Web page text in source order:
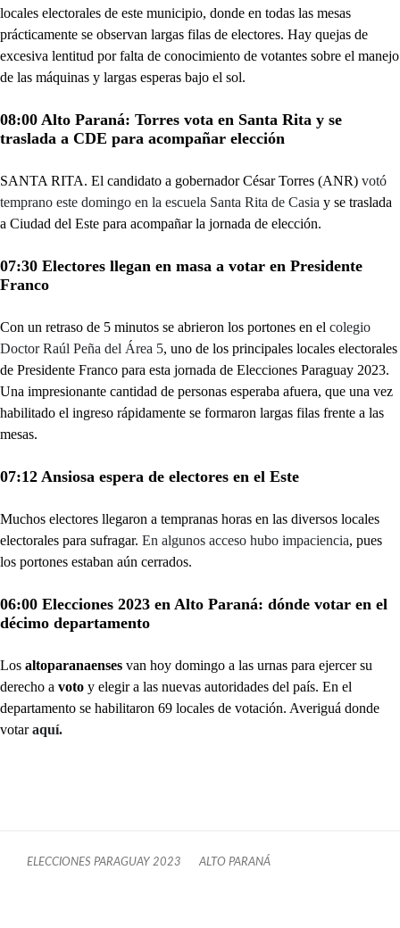
locales electorales de este municipio, donde en todas las mesas
prácticamente se observan largas filas de electores. Hay quejas de
excesiva lentitud por falta de conocimiento de votantes sobre el manejo
de las máquinas y largas esperas bajo el sol.
08:00 Alto Paraná: Torres vota en Santa Rita y se
traslada a CDE para acompañar elección
SANTA RITA. El candidato a gobernador César Torres (ANR) votó
temprano este domingo en la escuela Santa Rita de Casia y se traslada
a Ciudad del Este para acompañar la jornada de elección.
07:30 Electores llegan en masa a votar en Presidente
Franco
Con un retraso de 5 minutos se abrieron los portones en el colegio
Doctor Raúl Peña del Área 5, uno de los principales locales electorales
de Presidente Franco para esta jornada de Elecciones Paraguay 2023.
Una impresionante cantidad de personas esperaba afuera, que una vez
habilitado el ingreso rápidamente se formaron largas filas frente a las
mesas.
07:12 Ansiosa espera de electores en el Este
Muchos electores llegaron a tempranas horas en las diversos locales
electorales para sufragar. En algunos acceso hubo impaciencia, pues
los portones estaban aún cerrados.
06:00 Elecciones 2023 en Alto Paraná: dónde votar en el
décimo departamento
Los altoparanaenses van hoy domingo a las urnas para ejercer su
derecho a voto y elegir a las nuevas autoridades del país. En el
departamento se habilitaron 69 locales de votación. Averiguá donde
votaraquí.
ELECCIONES PARAGUAY 2023 ALTO PARANÁ